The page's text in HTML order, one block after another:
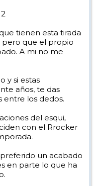
tienen esta tirada
pero que el propio
A mi no me
y si estas
años, te das
entre los dedos.
del esqui,
con el Rrocker
un acabado
en parte lo que ha